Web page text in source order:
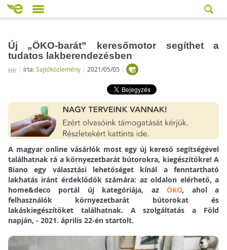
Új „ÖKO-barát” keresőmotor segíthet a
tudatos lakberendezésben
Hír írta:Sajtóközlemény 2021/05/05
A magyar online vásárlók most egy új kereső segítségével
találhatnak rá a környezetbarát bútorokra, kiegészítőkre! A
Biano egy választási lehetőséget kínál a fenntartható
lakhatás iránt érdeklődők számára: az oldalon elérhető, a
home&deco portál új kategóriája, azÖKO, ahol a
felhasználók környezetbarát bútorokat és
lakáskiegészítőket találhatnak. A szolgáltatás a Föld
napján, - 2021. április 22-én startolt.